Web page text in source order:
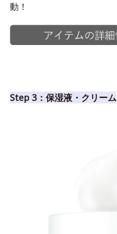
動！
Step 3：保湿液・クリーム